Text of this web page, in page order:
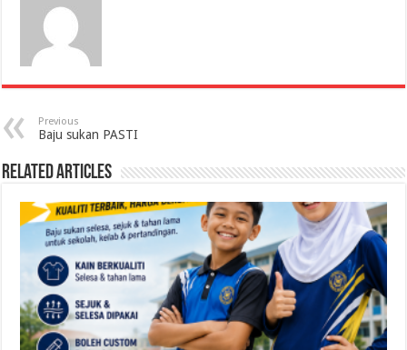
Previous
Baju sukan PASTI
Related Articles